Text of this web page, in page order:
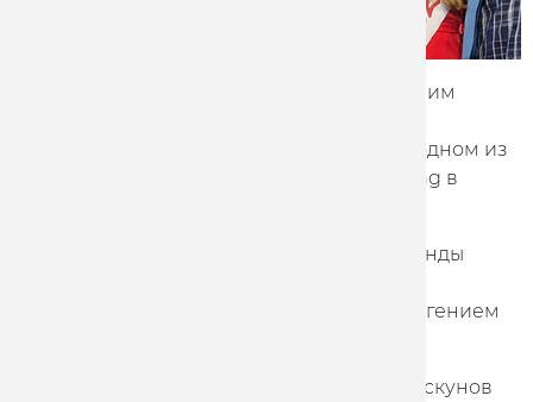
Велогонщик команды Marathon-Tula Максим
шестидневных гонках, приняв участие в одном из
этапов серии соревнований Six Day Cycling в
На этой гонке представитель нашей команды
российской команды Gazprom-Rusvelo Евгением
Индивидуально, в дисциплине скрэтч Пискунов